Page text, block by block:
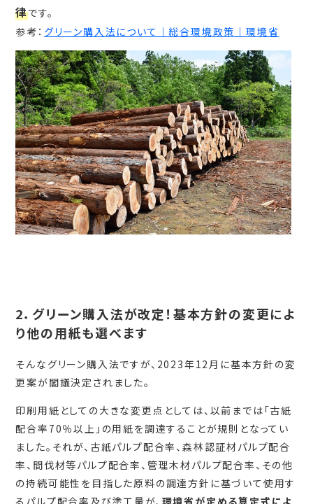
律です。
参考： グリーン購入法について｜総合環境政策｜環境省
2．グリーン購入法が改定！基本方針の変更によ
り他の用紙も選べます
そんなグリーン購入法ですが、2023年12月に基本方針の変
更案が閣議決定されました。
印刷用紙としての大きな変更点としては、以前までは「古紙
配合率70％以上」の用紙を調達することが規則となってい
ました。それが、古紙パルプ配合率、森林認証材パルプ配合
率、間伐材等パルプ配合率、管理木材パルプ配合率、その他
の持続可能性を目指した原料の調達方針に基づいて使用す
るパルプ配合率及び塗工量が、 環境省が定める算定式によ